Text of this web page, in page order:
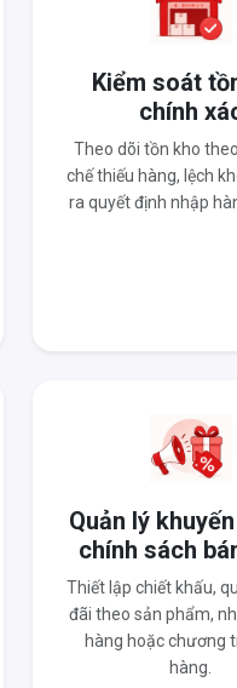
Kiểm soát
chính
Theo dõi tồn kho
chế thiếu hàng, lệch
ra quyết định nhập
Quản lý
chính sách
Thiết lập chiết khấu,
đãi theo sản phẩm,
hàng hoặc chương
hàng.